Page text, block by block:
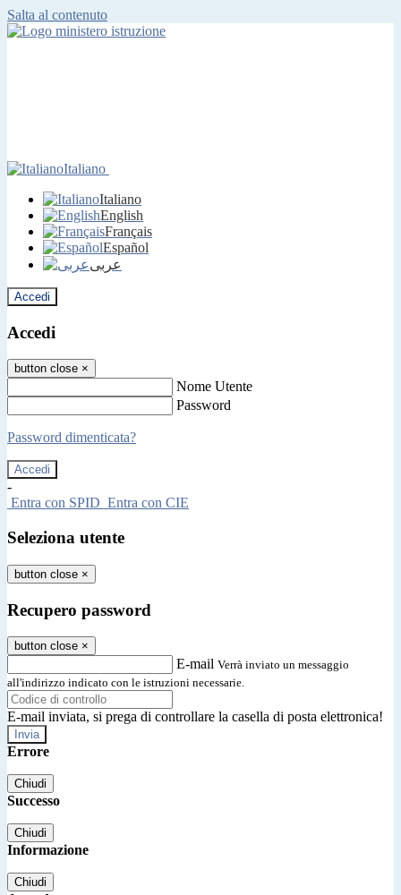
Salta al contenuto
Italiano
Italiano
English
Français
Español
عربى
Accedi
Accedi
button close ×
Nome Utente
Password
Password dimenticata?
-
Entra con SPID Entra con CIE
Seleziona utente
button close ×
Recupero password
button close ×
E-mail Verrà inviato un messaggio
all'indirizzo indicato con le istruzioni necessarie.
E-mail inviata, si prega di controllare la casella di posta elettronica!
Errore
Chiudi
Successo
Chiudi
Informazione
Chiudi